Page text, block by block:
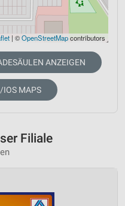
| ©OpenStreetMapcontributors
ANZEIGEN
IOS MAPS
Filiale